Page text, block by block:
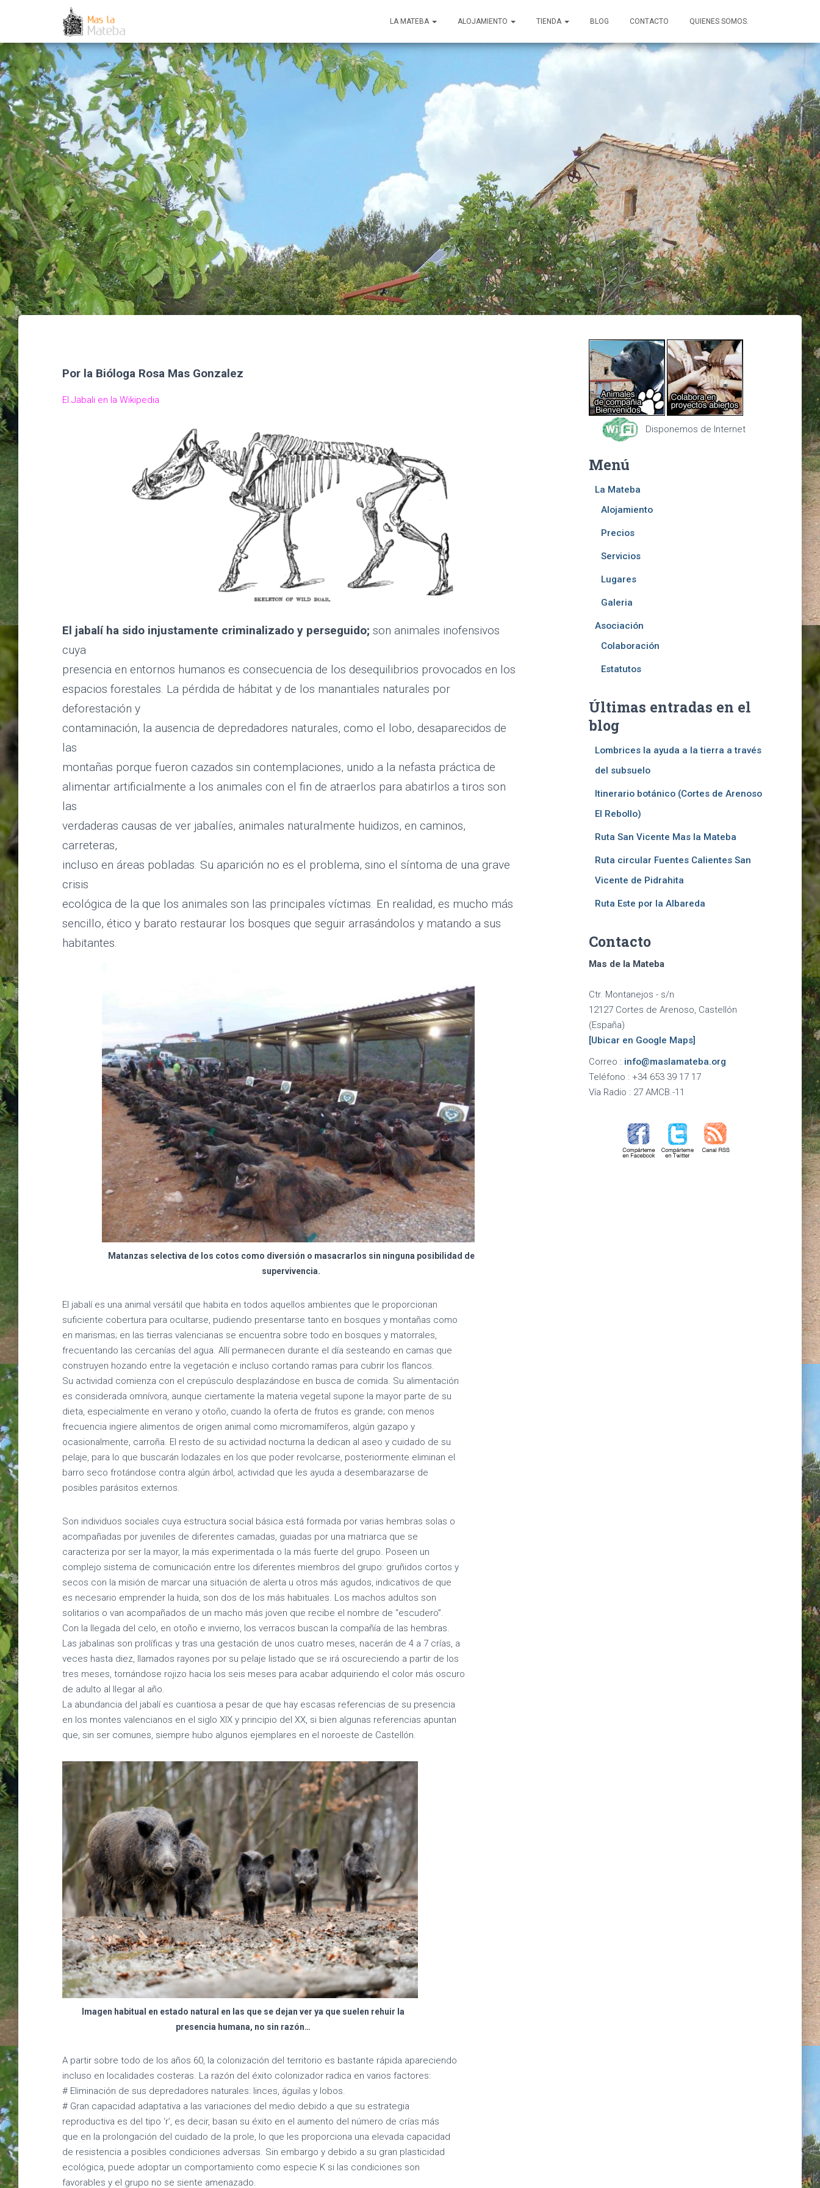
LA MATEBA ALOJAMIENTO TIENDA BLOG CONTACTO QUIENES SOMOS.
El Jabalí el Jardinero del bosque (Sus
scrofa)
Publicado por Salvador Gallurel
Por la Bióloga Rosa Mas Gonzalez
El Jabali en la Wikipedia
El jabalí ha sido injustamente criminalizado y perseguido; son animales inofensivos
cuya
presencia en entornos humanos es consecuencia de los desequilibrios provocados en los
espacios forestales. La pérdida de hábitat y de los manantiales naturales por
deforestación y
contaminación, la ausencia de depredadores naturales, como el lobo, desaparecidos de
las
montañas porque fueron cazados sin contemplaciones, unido a la nefasta práctica de
alimentar artificialmente a los animales con el fin de atraerlos para abatirlos a tiros son
las
verdaderas causas de ver jabalíes, animales naturalmente huidizos, en caminos,
carreteras,
incluso en áreas pobladas. Su aparición no es el problema, sino el síntoma de una grave
crisis
ecológica de la que los animales son las principales víctimas. En realidad, es mucho más
sencillo, ético y barato restaurar los bosques que seguir arrasándolos y matando a sus
habitantes.
Matanzas selectiva de los cotos como diversión o masacrarlos sin ninguna posibilidad de
supervivencia.
El jabalí es una animal versátil que habita en todos aquellos ambientes que le proporcionan
suficiente cobertura para ocultarse, pudiendo presentarse tanto en bosques y montañas como
en marismas; en las tierras valencianas se encuentra sobre todo en bosques y matorrales,
frecuentando las cercanías del agua. Allí permanecen durante el día sesteando en camas que
construyen hozando entre la vegetación e incluso cortando ramas para cubrir los flancos.
Su actividad comienza con el crepúsculo desplazándose en busca de comida. Su alimentación
es considerada omnívora, aunque ciertamente la materia vegetal supone la mayor parte de su
dieta, especialmente en verano y otoño, cuando la oferta de frutos es grande; con menos
frecuencia ingiere alimentos de origen animal como micromamíferos, algún gazapo y
ocasionalmente, carroña. El resto de su actividad nocturna la dedican al aseo y cuidado de su
pelaje, para lo que buscarán lodazales en los que poder revolcarse, posteriormente eliminan el
barro seco frotándose contra algún árbol, actividad que les ayuda a desembarazarse de
posibles parásitos externos.
Son individuos sociales cuya estructura social básica está formada por varias hembras solas o
acompañadas por juveniles de diferentes camadas, guiadas por una matriarca que se
caracteriza por ser la mayor, la más experimentada o la más fuerte del grupo. Poseen un
complejo sistema de comunicación entre los diferentes miembros del grupo: gruñidos cortos y
secos con la misión de marcar una situación de alerta u otros más agudos, indicativos de que
es necesario emprender la huida, son dos de los más habituales. Los machos adultos son
solitarios o van acompañados de un macho más joven que recibe el nombre de “escudero”.
Con la llegada del celo, en otoño e invierno, los verracos buscan la compañía de las hembras.
Las jabalinas son prolíficas y tras una gestación de unos cuatro meses, nacerán de 4 a 7 crías, a
veces hasta diez, llamados rayones por su pelaje listado que se irá oscureciendo a partir de los
tres meses, tornándose rojizo hacia los seis meses para acabar adquiriendo el color más oscuro
de adulto al llegar al año.
La abundancia del jabalí es cuantiosa a pesar de que hay escasas referencias de su presencia
en los montes valencianos en el siglo XIX y principio del XX, si bien algunas referencias apuntan
que, sin ser comunes, siempre hubo algunos ejemplares en el noroeste de Castellón.
Imagen habitual en estado natural en las que se dejan ver ya que suelen rehuir la
presencia humana, no sin razón…
A partir sobre todo de los años 60, la colonización del territorio es bastante rápida apareciendo
incluso en localidades costeras. La razón del éxito colonizador radica en varios factores:
# Eliminación de sus depredadores naturales: linces, águilas y lobos.
# Gran capacidad adaptativa a las variaciones del medio debido a que su estrategia
reproductiva es del tipo ‘r’, es decir, basan su éxito en el aumento del número de crías más
que en la prolongación del cuidado de la prole, lo que les proporciona una elevada capacidad
de resistencia a posibles condiciones adversas. Sin embargo y debido a su gran plasticidad
ecológica, puede adoptar un comportamiento como especie K si las condiciones son
favorables y el grupo no se siente amenazado.
Disponemos de Internet
Menú
La Mateba
Alojamiento
Precios
Servicios
Lugares
Galeria
Asociación
Colaboración
Estatutos
Últimas entradas en el
blog
Lombrices la ayuda a la tierra a través
del subsuelo
Itinerario botánico (Cortes de Arenoso
El Rebollo)
Ruta San Vicente Mas la Mateba
Ruta circular Fuentes Calientes San
Vicente de Pidrahita
Ruta Este por la Albareda
Contacto
Mas de la Mateba
Ctr. Montanejos - s/n
12127 Cortes de Arenoso, Castellón
(España)
[Ubicar en Google Maps]
Correo : info@maslamateba.org
Teléfono : +34 653 39 17 17
Vía Radio : 27 AMCB.-11